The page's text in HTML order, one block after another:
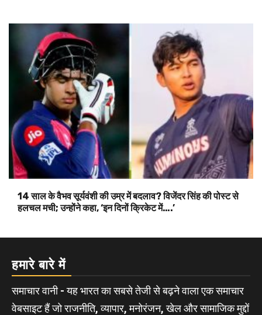
14 साल के वैभव सूर्यवंशी की उम्र में बदलाव? विजेंदर सिंह की पोस्ट से
हलचल मची; उन्होंने कहा, ‘इन दिनों क्रिकेट में….’
हमारे बारे में
समाचार वानी - यह भारत का सबसे तेजी से बढ़ने वाला एक समाचार
वेबसाइट हैं जो राजनीति, व्यापार, मनोरंजन, खेल और सामाजिक मुद्दों